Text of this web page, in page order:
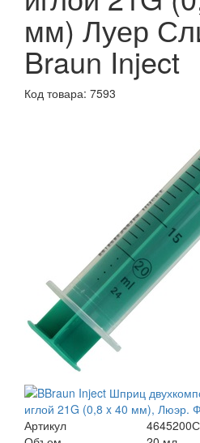
мм) Луер
Braun Inject
Код товара: 7593
Артикул
4645200С